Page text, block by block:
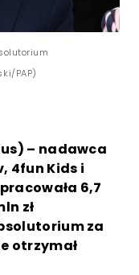
PAP)
– nadawca
4fun Kids i
6,7
zł
za
otrzymał